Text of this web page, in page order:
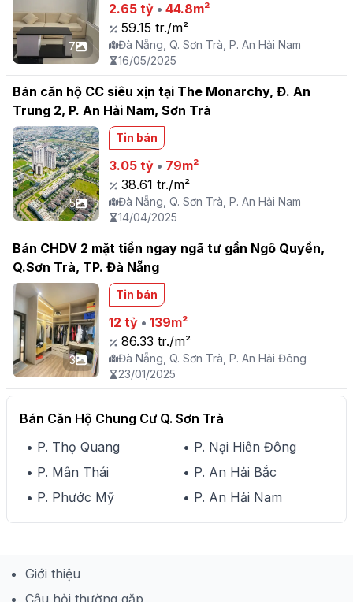
7
2.65 tỷ •44.8m²
59.15 tr./m²
Đà Nẵng, Q. Sơn Trà, P. An Hải Nam
16/05/2025
Bán căn hộ CC siêu xịn tại The Monarchy, Đ. An
Trung 2, P. An Hải Nam, Sơn Trà
5
Tin bán
3.05 tỷ • 79m²
38.61 tr./m²
Đà Nẵng, Q. Sơn Trà, P. An Hải Nam
14/04/2025
Bán CHDV 2 mặt tiền ngay ngã tư gần Ngô Quyền,
Q.Sơn Trà, TP. Đà Nẵng
3
Tin bán
12 tỷ •139m²
86.33 tr./m²
Đà Nẵng, Q. Sơn Trà, P. An Hải Đông
23/01/2025
Bán Căn Hộ Chung Cư Q. Sơn Trà
• P. Thọ Quang
• P. Nại Hiên Đông
• P. Mân Thái
• P. An Hải Bắc
• P. Phước Mỹ
• P. An Hải Nam
Giới thiệu
Câu hỏi thường gặp